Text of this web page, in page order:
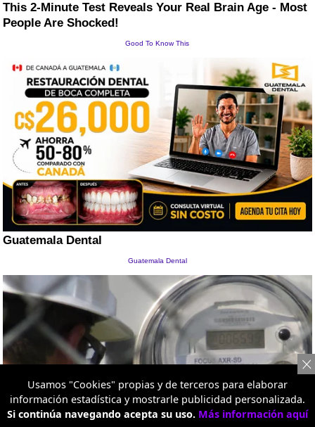
Usamos "Cookies" propias y de terceros para elaborar
información estadística y mostrarle publicidad personalizada.
Si continúa navegando acepta su uso. Más información aquí